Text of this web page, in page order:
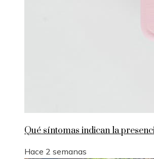
Qué síntomas indican la
Hace 2 semanas